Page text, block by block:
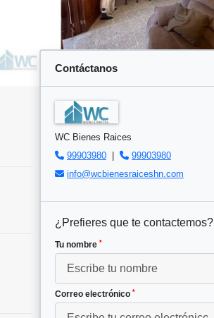
Contáctanos
WC Bienes Raices
99903980
99903980
info@wcbienesraiceshn.com
¿Prefieres que te contactemos?
Tu nombre *
Correo electrónico *